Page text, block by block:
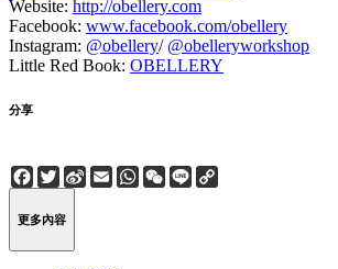
Website: http://obellery.com
Facebook: www.facebook.com/obellery
Instagram: @obellery/ @obelleryworkshop
Little Red Book: OBELLERY
分享
Facebook
Twitter
Sina
Weibo
EmailWhatsApp
WeChat
Line
更多內容